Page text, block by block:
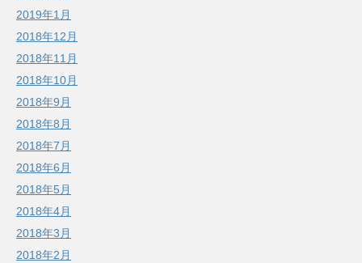
2019年1月
2018年12月
2018年11月
2018年10月
2018年9月
2018年8月
2018年7月
2018年6月
2018年5月
2018年4月
2018年3月
2018年2月